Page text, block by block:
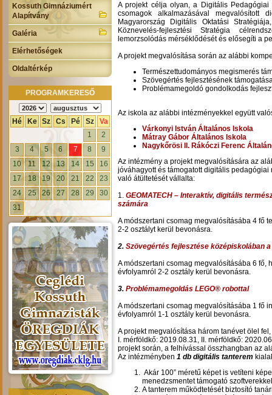
Kossuth Gimnáziumért
Alapítvány
Galéria
Elérhetőségek
Oldaltérkép
PROGRAMKERESŐ
Hé Ke Sz Cs Pé Sz
Va
1
2
3
4 5 6 7 8
9
10
11 12 13 14 15
16
17
18 19 20 21 22
23
24
25 26 27 28 29
30
31
A projekt célja olyan, a Digitális Pedagógiai
csomagok alkalmazásával megvalósított
Magyarország Digitális Oktatási
Köznevelés-fejlesztési Stratégia
lemorzsolódás mérséklődését és elősegíti a
A projekt megvalósítása során az alábbi
Természettudományos megismerés
Szövegértés fejlesztésének
Problémamegoldó gondolkodás
Az iskola az alábbi intézményekkel együtt
Várkonyi István Általános Iskola
Mátray Gábor Általános Iskola
Nagykőrösi II. Rákóczi Ferenc
Az intézmény a projekt megvalósítására az
jóváhagyott és támogatott digitális
való átültetését vállalta:
1. GEOMATECH – Interaktív, digitális
számára
A módszertani csomag megvalósításába 4 fő
2-2 osztályt kerül bevonásra.
2. Szövegértés fejlesztése középiskolában
A módszertani csomag megvalósításába 6 fő,
évfolyamról 2-2 osztály kerül bevonásra.
3. Problémamegoldás LEGO® robottal
A módszertani csomag megvalósításába 1 fő
évfolyamról 1-1 osztály kerül bevonásra.
A projekt megvalósítása három tanévet ölel
I. mérföldkő: 2019.08.31, II. mérföldkő:
projekt során, a felhívással összhangban az
Az intézményben 1 db digitális tanterem
Akár 100” méretű képet is vetíteni
menedzsmentet támogató
A tanterem működtetését biztosító